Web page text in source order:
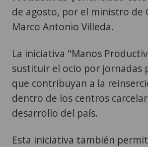
de agosto, por el ministro de
Marco Antonio Villeda.
La iniciativa "Manos
sustituir el ocio por jornadas
que contribuyan a la
dentro de los centros
desarrollo del país.
Esta iniciativa también